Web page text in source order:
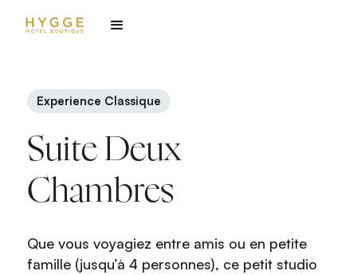
Experience Classique
Suite Deux
Chambres
Que vous voyagiez entre amis ou en petite
famille (jusqu’à 4 personnes), ce petit studio